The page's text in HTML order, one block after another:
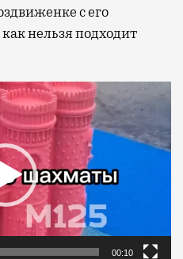
с его
нельзя подходит
00:10